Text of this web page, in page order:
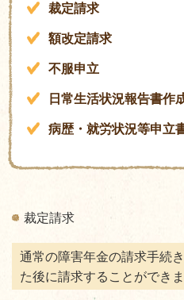
裁定請求
額改定請求
不服申立
日常生活状況報告書作
病歴・就労状況等申立
裁定請求
通常の障害年金の請求手続
た後に請求することができま